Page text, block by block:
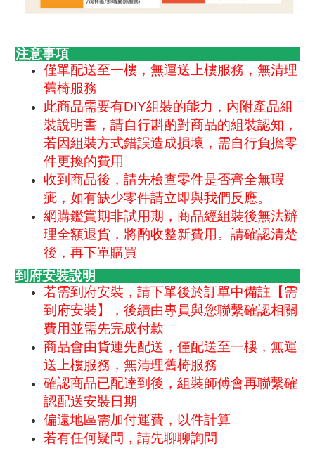
注意事項
僅單配送至一樓，無運送上樓服務，無清理
舊椅服務
此商品需要有DIY組裝的能力，內附產品組
裝說明書，請自行斟酌對商品的組裝認知，
若因組裝方式錯誤造成損壞，需自行負擔零
件更換的費用
收到商品後，請先檢查零件是否齊全無瑕
疵，如有缺少零件請立即與我們反應。
網購鑑賞期非試用期，商品經組裝後無法辦
理全額退貨，將酌收整新費用。 請確認清楚
後，再下單購買
到府安裝說明
若需到府安裝， 請下單後於訂單中備註【需
到府安裝】，後續由專員與您聯繫確認相關
費用並需先完成付款
商品會由貨運先配送，僅配送至一樓，無運
送上樓服務，無清理舊椅服務
確認商品已配達到後，組裝師傅會再聯繫確
認配送安裝日期
偏遠地區需加付運費，以件計算
若有任何疑問，請先聊聊詢問